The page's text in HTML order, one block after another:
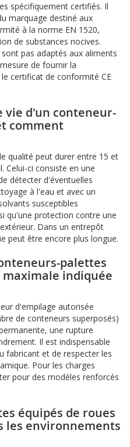
spécifiquement certifiés. Il
marquage destiné aux
à la norme EN 1520,
de substances nocives.
pas adaptés aux aliments
de fournir la
certificat de conformité CE
vie d'un conteneur-
comment
qualité peut durer entre 15 et
Celui-ci consiste en une
détecter d'éventuelles
à l'eau et avec un
susceptibles
qu'une protection contre une
Dans un entrepôt
peut être encore plus longue.
palettes
indiquée
d'empilage autorisée
de conteneurs superposés)
une rupture
Il est indispensable
fabricant et de respecter les
Pour les charges
pour des modèles renforcés
équipés de roues
les environnements